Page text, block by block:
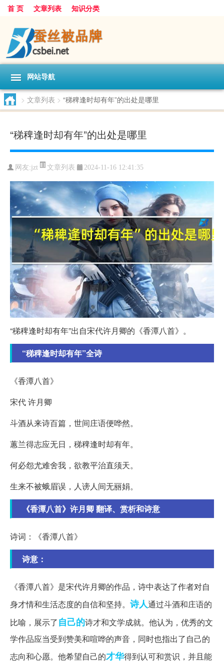
首 页 文章列表 知识分类
网站导航
> 文章列表 > “稊稗逢时却有年”的出处是哪里
“稊稗逢时却有年”的出处是哪里
网友:jzt 文章列表 2024-11-16 12:41:35
“稊稗逢时却有年”出自宋代许月卿的《香潭八首》。
“稊稗逢时却有年”全诗
《香潭八首》
宋代 许月卿
斗酒从来诗百篇，世间庄语便哗然。
蕙兰得志应无日，稊稗逢时却有年。
何必怨尤难舍我，欲教平治直须天。
生来不被蛾眉误，人谤人间无丽娟。
《香潭八首》许月卿 翻译、赏析和诗意
诗词：《香潭八首》
诗意：
《香潭八首》是宋代许月卿的作品，诗中表达了作者对自
身才情和生活态度的自信和坚持。 诗人通过斗酒和庄语的
比喻，展示了自己的诗才和文学成就。他认为，优秀的文
学作品应当受到赞美和喧哗的声音，同时也指出了自己的
志向和心愿。他希望自己的才华得到认可和赏识，并且能